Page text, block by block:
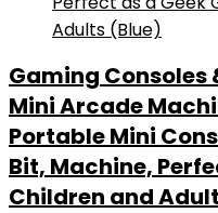
Gaming Consoles
Mini Arcade
Portable Mini
Bit, Machine,
Children and